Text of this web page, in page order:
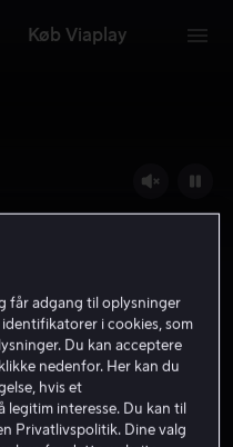
Køb Viaplay
min
7 år
får adgang til oplysninger
i cookies, som
Du kan acceptere
nedenfor. Her kan du
hvis et
legitim interesse. Du kan til
Privatlivspolitik. Dine valg